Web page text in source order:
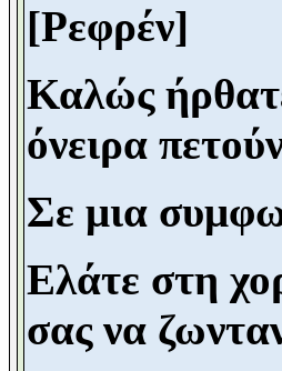
[Ρεφρέν]
Καλώς
όνειρα
Σε μια
Ελάτε στη
σας να